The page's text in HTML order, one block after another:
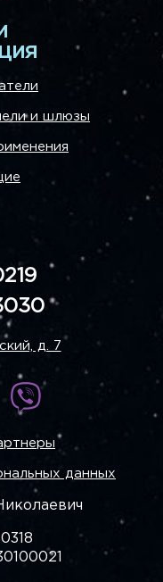
и шлюзы
д. 7
данных